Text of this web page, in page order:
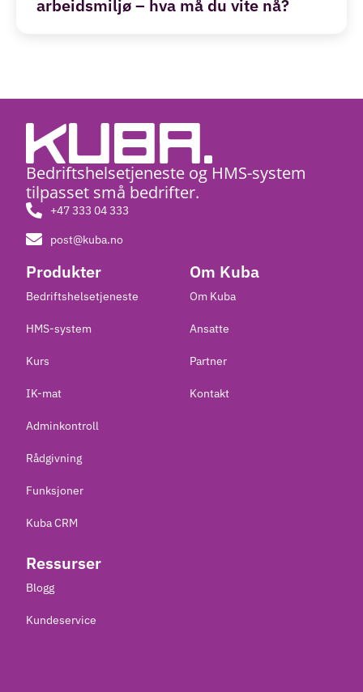
arbeidsmiljø – hva må du vite nå?
Bedriftshelsetjeneste og HMS-system
tilpasset små bedrifter. ​
+47 333 04 333
post@kuba.no
Produkter
Bedriftshelsetjeneste
HMS-system
Kurs
IK-mat
Adminkontroll
Rådgivning
Funksjoner
Kuba CRM
Om Kuba
Om Kuba
Ansatte
Partner
Kontakt
Ressurser
Blogg
Kundeservice